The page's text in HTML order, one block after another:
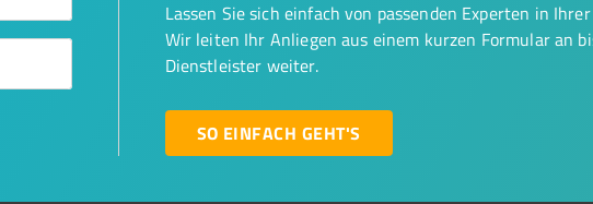
Lassen Sie sich einfach von passenden Experten in
Wir leiten Ihr Anliegen aus einem kurzen Formular an
Dienstleister weiter.
SO EINFACH GEHT'S